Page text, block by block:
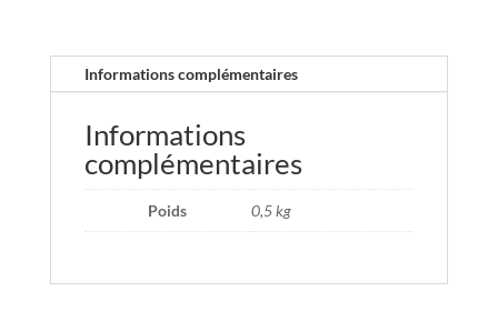
Informations complémentaires
Informations
complémentaires
Poids 0,5 kg